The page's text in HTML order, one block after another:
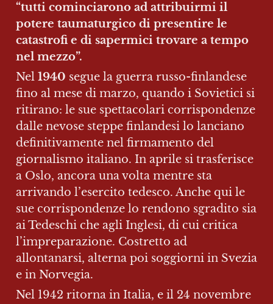
“tutti cominciarono ad attribuirmi il
potere taumaturgico di presentire le
catastrofi e di sapermici trovare a tempo
nel mezzo”.
Nel 1940 segue la guerra russo-finlandese
fino al mese di marzo, quando i Sovietici si
ritirano: le sue spettacolari corrispondenze
dalle nevose steppe finlandesi lo lanciano
definitivamente nel firmamento del
giornalismo italiano. In aprile si trasferisce
a Oslo, ancora una volta mentre sta
arrivando l’esercito tedesco. Anche qui le
sue corrispondenze lo rendono sgradito sia
ai Tedeschi che agli Inglesi, di cui critica
l’impreparazione. Costretto ad
allontanarsi, alterna poi soggiorni in Svezia
e in Norvegia.
Nel 1942 ritorna in Italia, e il 24 novembre